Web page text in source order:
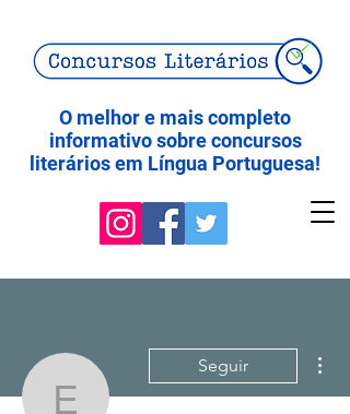
O melhor e mais completo
informativo sobre concursos
literários em Língua Portuguesa!
Seguir